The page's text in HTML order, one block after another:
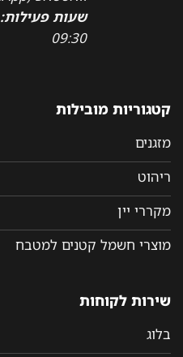
שעות פעילות:
09:30
קטגוריות מובילות
מזגנים
ריהוט
מקררי יין
מוצרי חשמל קטנים למטבח
שירות לקוחות
בלוג